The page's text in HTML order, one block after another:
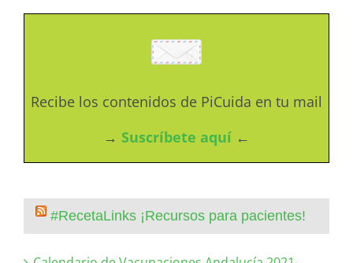
Recibe los contenidos de PiCuida en tu mail
→ Suscríbete aquí ←
#RecetaLinks ¡Recursos para pacientes!